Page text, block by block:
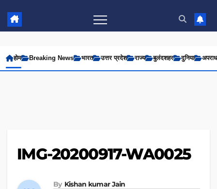
होम Breaking News भारत उत्तर प्रदेश राज्य बुलंदशहर दुनिया अपराध
IMG-20200917-WA0025
By Kishan kumar Jain